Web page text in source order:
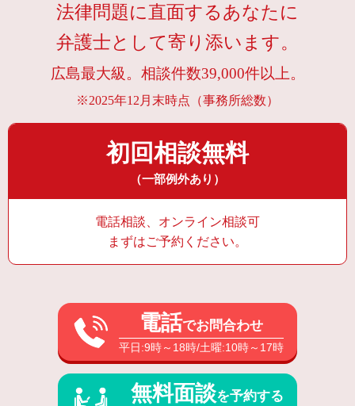
法律問題に直面するあなたに
弁護士として寄り添います。
広島最大級。相談件数39,000件以上。
※2025年12月末時点（事務所総数）
初回相談無料
（一部例外あり）
電話相談、オンライン相談可
まずはご予約ください。
電話でお問合わせ
平日:9時～18時/土曜:10時～17時
無料面談を予約する